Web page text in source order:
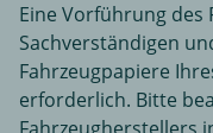
Eine Vorführung des
Sachverständigen
Fahrzeugpapiere
erforderlich. Bitte